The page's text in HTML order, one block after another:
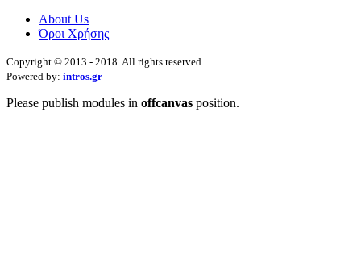
About Us
Όροι Χρήσης
Copyright © 2013 - 2018. All rights reserved.
Powered by: intros.gr
Please publish modules in offcanvas position.